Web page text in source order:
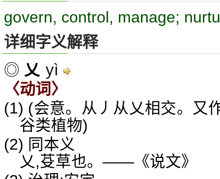
govern, control, manage;
详细字义解释
◎ 乂 yì
〈动词〉
(1) (会意。从丿从乂相交。又
谷类植物)
(2) 同本义
乂,芟草也。——《说文》